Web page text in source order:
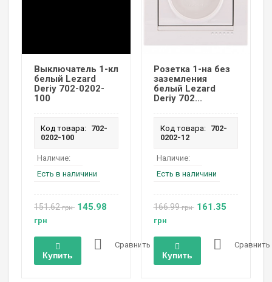
Выключатель 1-кл
белый Lezard
Deriy 702-0202-
100
Код товара: 702-
0202-100
Наличие:
Есть в наличини
151.62грн 145.98
грн
Купить
Сравнить
Розетка 1-на без
заземления
белый Lezard
Deriy 702...
Код товара:
702-
0202-12
Наличие:
Есть в наличини
166.99грн 161.35
грн
Купить
Сравнить